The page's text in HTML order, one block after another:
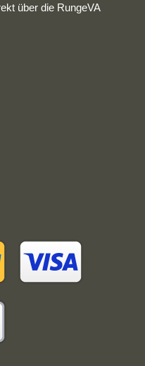
über die RungeVA